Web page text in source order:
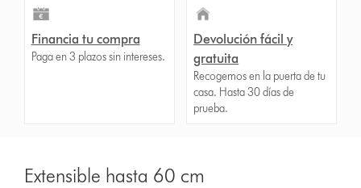
Financia tu compra
Paga en 3 plazos sin intereses.
Devolución fácil y
gratuita
Recogemos en la puerta de tu
casa. Hasta 30 días de
prueba.
Extensible hasta 60 cm